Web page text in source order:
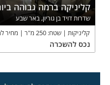
קליניקה ברמה גבוהה
שדרות דויד בן גוריון, באר שבע
קליניקות
שטח: 250 מ"ר מחיר
נכס להשכרה